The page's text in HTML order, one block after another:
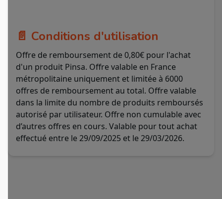
📄 Conditions d'utilisation
Offre de remboursement de 0,80€ pour l'achat
d'un produit Pinsa. Offre valable en France
métropolitaine uniquement et limitée à 6000
offres de remboursement au total. Offre valable
dans la limite du nombre de produits remboursés
autorisé par utilisateur. Offre non cumulable avec
d’autres offres en cours. Valable pour tout achat
effectué entre le 29/09/2025 et le 29/03/2026.